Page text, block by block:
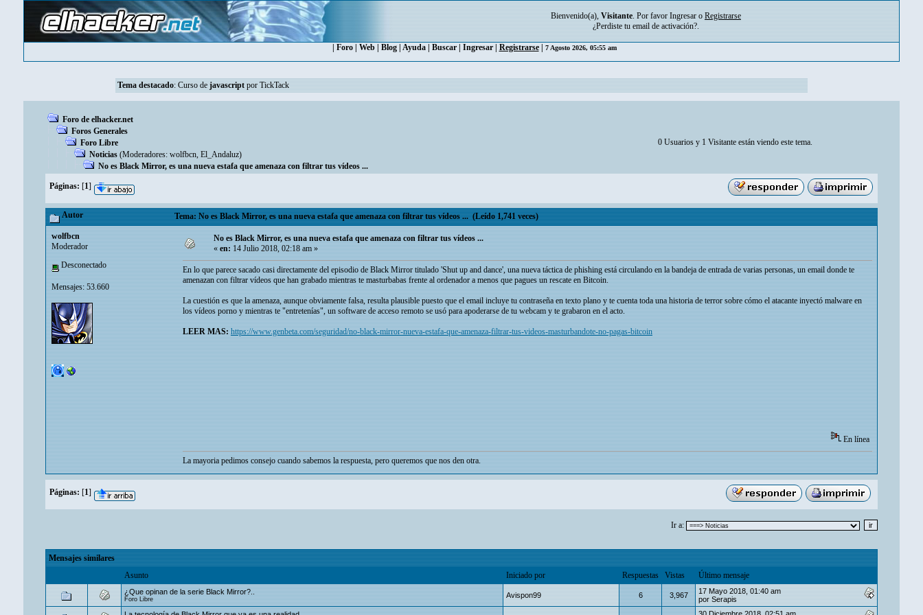
Bienvenido(a), Visitante. Por favor Ingresar o Registrarse
¿Perdiste tu email de activación?.
Foro| Web| Blog| Ayuda| Buscar| Ingresar| Registrarse| 7 Agosto 2026, 05:55 am
Tema destacado: Curso de javascript por TickTack
Foro de elhacker.net
Foros Generales
Foro Libre
Noticias (Moderadores: wolfbcn, El_Andaluz)
No es Black Mirror, es una nueva estafa que amenaza con filtrar tus vídeos ...
0 Usuarios y 1 Visitante están viendo este tema.
Páginas: [1]
Autor Tema: No es Black Mirror, es una nueva estafa que amenaza con filtrar tus vídeos ... (Leído 1,741 veces)
wolfbcn
Moderador
Desconectado
Mensajes: 53.660
No es Black Mirror, es una nueva estafa que amenaza con filtrar tus vídeos ...
«en:14 Julio 2018, 02:18 am »
En lo que parece sacado casi directamente del episodio de Black Mirror titulado 'Shut up and dance', una nueva táctica de phishing está circulando en la bandeja de entrada de varias personas, un email donde te
amenazan con filtrar vídeos que han grabado mientras te masturbabas frente al ordenador a menos que pagues un rescate en Bitcoin.
La cuestión es que la amenaza, aunque obviamente falsa, resulta plausible puesto que el email incluye tu contraseña en texto plano y te cuenta toda una historia de terror sobre cómo el atacante inyectó malware en
los vídeos porno y mientras te "entretenías", un software de acceso remoto se usó para apoderarse de tu webcam y te grabaron en el acto.
LEER MAS: https://www.genbeta.com/seguridad/no-black-mirror-nueva-estafa-que-amenaza-filtrar-tus-videos-masturbandote-no-pagas-bitcoin
En línea
La mayoria pedimos consejo cuando sabemos la respuesta, pero queremos que nos den otra.
Páginas: [1]
Ir a:
Mensajes similares
Asunto
Iniciado por Respuestas Vistas Último mensaje
¿Que opinan de la serie Black Mirror?..
Foro Libre Avispon99 6 3,967
17 Mayo 2018, 01:40 am
por Serapis